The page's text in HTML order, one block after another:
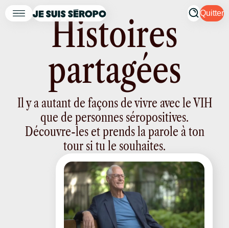
Quitter
Histoires
partagées
Il y a autant de façons de vivre avec le VIH
que de personnes séropositives.
Découvre-les et prends la parole à ton
tour si tu le souhaites.